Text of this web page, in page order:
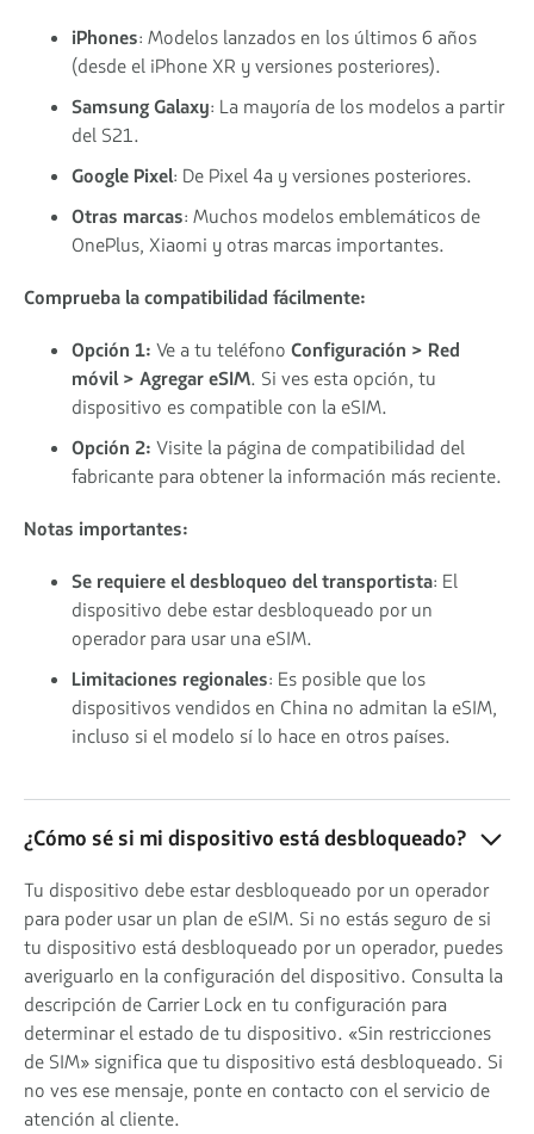
iPhones: Modelos lanzados en los últimos 6 años
(desde el iPhone XR y versiones posteriores).
Samsung Galaxy: La mayoría de los modelos a partir
del S21.
Google Pixel: De Pixel 4a y versiones posteriores.
Otras marcas: Muchos modelos emblemáticos de
OnePlus, Xiaomi y otras marcas importantes.
Comprueba la compatibilidad fácilmente:
Opción 1: Ve a tu teléfono Configuración > Red
móvil > Agregar eSIM. Si ves esta opción, tu
dispositivo es compatible con la eSIM.
Opción 2: Visite la página de compatibilidad del
fabricante para obtener la información más reciente.
Notas importantes:
Se requiere el desbloqueo del transportista: El
dispositivo debe estar desbloqueado por un
operador para usar una eSIM.
Limitaciones regionales: Es posible que los
dispositivos vendidos en China no admitan la eSIM,
incluso si el modelo sí lo hace en otros países.
¿Cómo sé si mi dispositivo está desbloqueado?
Tu dispositivo debe estar desbloqueado por un operador
para poder usar un plan de eSIM. Si no estás seguro de si
tu dispositivo está desbloqueado por un operador, puedes
averiguarlo en la configuración del dispositivo. Consulta la
descripción de Carrier Lock en tu configuración para
determinar el estado de tu dispositivo. «Sin restricciones
de SIM» significa que tu dispositivo está desbloqueado. Si
no ves ese mensaje, ponte en contacto con el servicio de
atención al cliente.